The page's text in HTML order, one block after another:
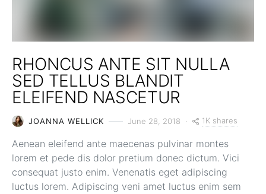
RHONCUS ANTE SIT NULLA
SED TELLUS BLANDIT
ELEIFEND NASCETUR
JOANNA WELLICK June 28, 2018 1K shares
Aenean eleifend ante maecenas pulvinar montes
lorem et pede dis dolor pretium donec dictum. Vici
consequat justo enim. Venenatis eget adipiscing
luctus lorem. Adipiscing veni amet luctus enim sem